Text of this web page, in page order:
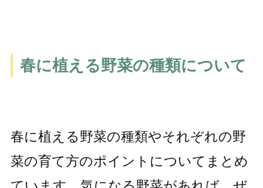
春に植える野菜の種類について
春に植える野菜の種類やそれぞれの野
菜の育て方のポイントについてまとめ